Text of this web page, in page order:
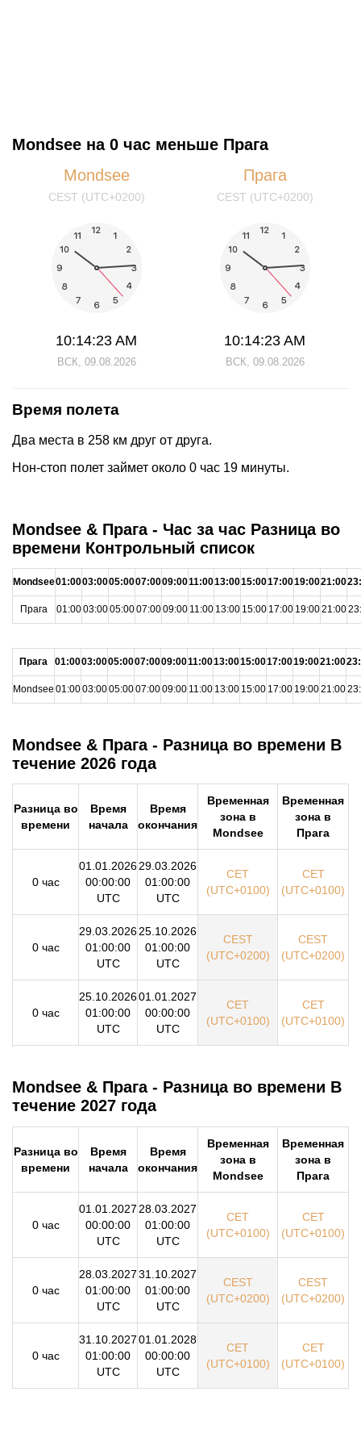
Mondsee на 0 час меньше Прага
Mondsee
CEST (UTC+0200)
10:14:23 AM
ВСК, 09.08.2026
Прага
CEST (UTC+0200)
10:14:23 AM
ВСК, 09.08.2026
Время полета
Два места в 258 км друг от друга.
Нон-стоп полет займет около 0 час 19 минуты.
Mondsee & Прага - Час за час Разница во
времени Контрольный список
Mondsee01:0003:0005:0007:0009:0011:0013:0015:0017:0019:0021:00
Прага 01:0003:0005:0007:0009:00 11:00 13:00 15:00 17:00 19:0021:00
Прага 01:0003:0005:0007:0009:0011:0013:0015:0017:0019:0021:00
Mondsee 01:0003:0005:0007:0009:00 11:00 13:00 15:00 17:00 19:0021:00
Mondsee & Прага - Разница во времени В
течение 2026 года
Разница во
времени
Время
начала
Время
окончания
Временная
зона в
Mondsee
Временная
зона в
Прага
0 час
01.01.2026
00:00:00
UTC
29.03.2026
01:00:00
UTC
CET
(UTC+0100)
CET
(UTC+0100)
0 час
29.03.2026
01:00:00
UTC
25.10.2026
01:00:00
UTC
CEST
(UTC+0200)
CEST
(UTC+0200)
0 час
25.10.2026
01:00:00
UTC
01.01.2027
00:00:00
UTC
CET
(UTC+0100)
CET
(UTC+0100)
Mondsee & Прага - Разница во времени В
течение 2027 года
Разница во
времени
Время
начала
Время
окончания
Временная
зона в
Mondsee
Временная
зона в
Прага
0 час
01.01.2027
00:00:00
UTC
28.03.2027
01:00:00
UTC
CET
(UTC+0100)
CET
(UTC+0100)
0 час
28.03.2027
01:00:00
UTC
31.10.2027
01:00:00
UTC
CEST
(UTC+0200)
CEST
(UTC+0200)
0 час
31.10.2027
01:00:00
UTC
01.01.2028
00:00:00
UTC
CET
(UTC+0100)
CET
(UTC+0100)